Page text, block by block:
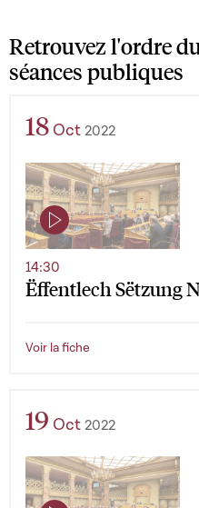
Retrouvez l'ordre
séances publiques
18 Oct 2022
Ëffentlech Sëtzung
14:30
Voir la fiche
19 Oct 2022